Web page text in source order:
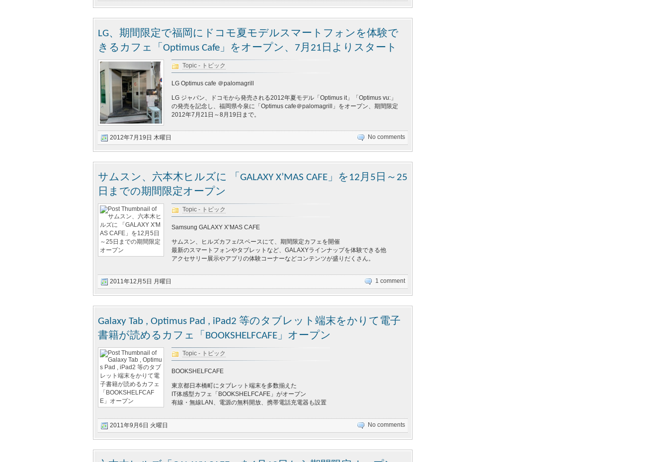
LG、期間限定で福岡にドコモ夏モデルスマートフォンを体験で
きるカフェ「Optimus Cafe」をオープン、7月21日よりスタート
Topic - トピック
LG Optimus cafe ＠palomagrill
LG ジャパン、ドコモから発売される2012年夏モデル「Optimus it」「Optimus vu:」
の発売を記念し、福岡県今泉に「Optimus cafe＠palomagrill」をオープン、期間限定
2012年7月21日～8月19日まで。
2012年7月19日 木曜日 No comments
サムスン、六本木ヒルズに 「GALAXY X’MAS CAFE」を12月5日～25
日までの期間限定オープン
Topic - トピック
Samsung GALAXY X’MAS CAFE
サムスン、ヒルズカフェ/スペースにて、期間限定カフェを開催
最新のスマートフォンやタブレットなど、GALAXYラインナップを体験できる他
アクセサリー展示やアプリの体験コーナーなどコンテンツが盛りだくさん。
2011年12月5日 月曜日 1 comment
Galaxy Tab , Optimus Pad , iPad2 等のタブレット端末をかりて電子
書籍が読めるカフェ「BOOKSHELFCAFE」オープン
Topic - トピック
BOOKSHELFCAFE
東京都日本橋町にタブレット端末を多数揃えた
IT体感型カフェ「BOOKSHELFCAFE」がオープン
有線・無線LAN、電源の無料開放、携帯電話充電器も設置
2011年9月6日 火曜日 No comments